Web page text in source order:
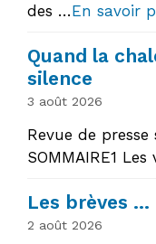
des …En savoir
Quand la
silence
3 août 2026
Revue de
SOMMAIRE1
Les brèves …
2 août 2026